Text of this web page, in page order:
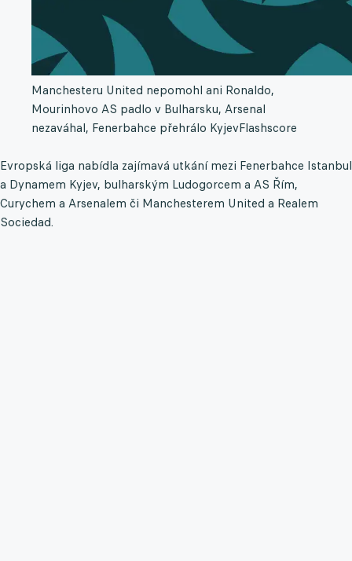
Manchesteru United nepomohl ani Ronaldo,
Mourinhovo AS padlo v Bulharsku, Arsenal
nezaváhal, Fenerbahce přehrálo KyjevFlashscore
Evropská liga nabídla zajímavá utkání mezi Fenerbahce Istanbul
a Dynamem Kyjev, bulharským Ludogorcem a AS Řím,
Curychem a Arsenalem či Manchesterem United a Realem
Sociedad.